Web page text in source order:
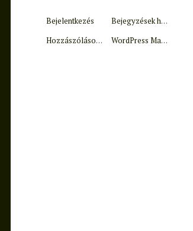
Bejelentkezés
Bejegyzések hírcsatorna
Hozzászólások hírcsatorna
WordPress Magyarország